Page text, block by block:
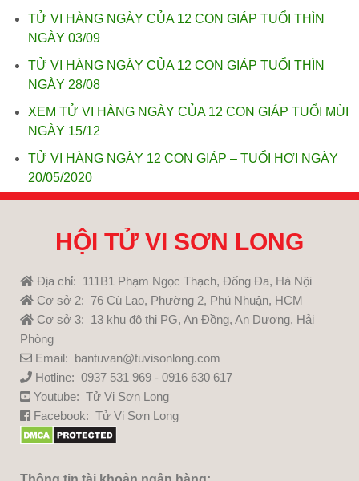
TỬ VI HÀNG NGÀY CỦA 12 CON GIÁP TUỔI THÌN
NGÀY 03/09
TỬ VI HÀNG NGÀY CỦA 12 CON GIÁP TUỔI THÌN
NGÀY 28/08
XEM TỬ VI HÀNG NGÀY CỦA 12 CON GIÁP TUỔI MÙI
NGÀY 15/12
TỬ VI HÀNG NGÀY 12 CON GIÁP – TUỔI HỢI NGÀY
20/05/2020
HỘI TỬ VI SƠN LONG
Địa chỉ: 111B1 Phạm Ngọc Thạch, Đống Đa, Hà Nội
Cơ sở 2: 76 Cù Lao, Phường 2, Phú Nhuận, HCM
Cơ sở 3: 13 khu đô thị PG, An Đồng, An Dương, Hải
Phòng
Email: bantuvan@tuvisonlong.com
Hotline: 0937 531 969 - 0916 630 617
Youtube: Tử Vi Sơn Long
Facebook: Tử Vi Sơn Long